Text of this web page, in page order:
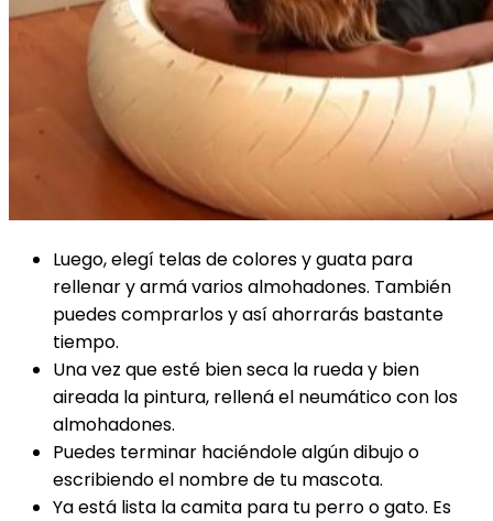
Luego, elegí telas de colores y guata para
rellenar y armá varios almohadones. También
puedes comprarlos y así ahorrarás bastante
tiempo.
Una vez que esté bien seca la rueda y bien
aireada la pintura, rellená el neumático con los
almohadones.
Puedes terminar haciéndole algún dibujo o
escribiendo el nombre de tu mascota.
Ya está lista la camita para tu perro o gato. Es